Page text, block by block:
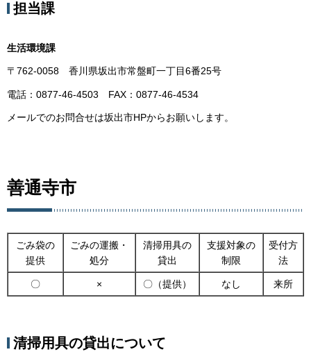
担当課
生活環境課
〒762-0058 香川県坂出市常盤町一丁目6番25号
電話：0877-46-4503 FAX：0877-46-4534
メールでのお問合せは坂出市HPからお願いします。
善通寺市
ごみ袋の
提供
ごみの運搬・
処分
清掃用具の
貸出
支援対象の
制限
受付方
法
〇 × 〇（提供） なし 来所
清掃用具の貸出について